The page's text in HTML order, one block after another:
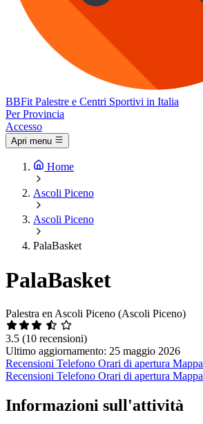
BBFit Palestre e Centri Sportivi in Italia
Per Provincia
Accesso
Apri menu
Home
Ascoli Piceno
Ascoli Piceno
PalaBasket
PalaBasket
Palestra en Ascoli Piceno (Ascoli Piceno)
3.5 (10 recensioni)
Ultimo aggiornamento: 25 maggio 2026
Recensioni Telefono Orari di apertura Mappa
Recensioni Telefono Orari di apertura Mappa
Informazioni sull'attività